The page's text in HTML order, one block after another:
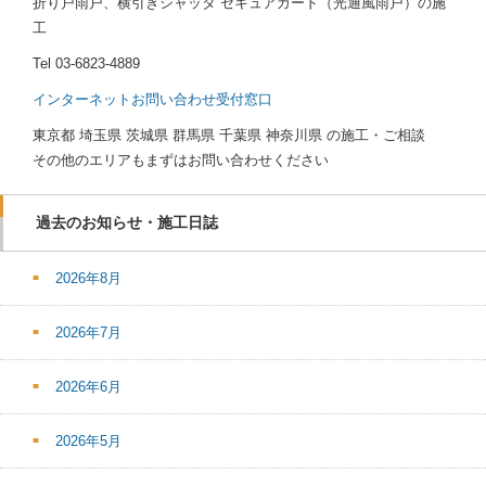
工
Tel 03-6823-4889
インターネットお問い合わせ受付窓口
東京都 埼玉県 茨城県 群馬県 千葉県 神奈川県 の施工・ご相談
その他のエリアもまずはお問い合わせください
過去のお知らせ・施工日誌
2026年8月
2026年7月
2026年6月
2026年5月